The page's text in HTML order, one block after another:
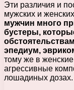
Эти различия и
мужских и
мужчин много
бустеры,
эпедиум,
тому же в
агрессивные
лошадиных дозах.